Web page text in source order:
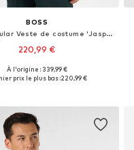
BOSS
Coupe regular Veste de costume 'Jasper'
220,99 €
en plusieurs tailles
À l'origine : 339,99 €
prix le plus bas :220,99 €